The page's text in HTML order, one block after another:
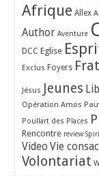
Afrique Allex
Author Aventure
DCC Eglise
Exclus Foyers
Jésus Jeunes
Opération Amos
Poullart des Places
Rencontre review
Video Vie
Volontariat